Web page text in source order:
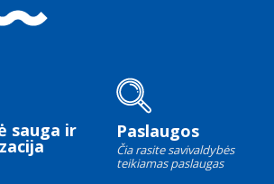
sauga ir Paslaugos
Čia rasite savivaldybės
teikiamas paslaugas